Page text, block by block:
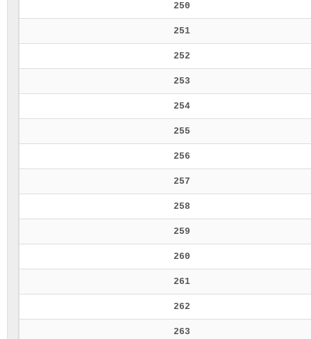
250
251
252
253
254
255
256
257
258
259
260
261
262
263